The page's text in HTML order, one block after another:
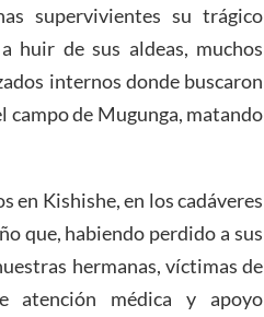
supervivientes su trágico
huir de sus aldeas, muchos
internos donde buscaron
campo de Mugunga, matando
en Kishishe, en los cadáveres
que, habiendo perdido a sus
hermanas, víctimas de
atención médica y apoyo